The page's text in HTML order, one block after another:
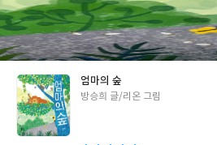
와 동물 친구들이 모여 새로운 숲을 만
는 곳을 연결하는 숲을 만들기 위해 친
마침내 엄마의 숲에 다다를 수 있게 되고 인사
심이 숲을 만들고 지키는 오랑우탄을 밀
동물들의 이야기들을 보고 그림책으로나
은 그림책이었다. 3-4살 아이들에게는 조금 어려울 수 있으나, 그림
도 글도 너무 감성적이고 표현이 아름다
엄마의 숲
글
방승희 글/리온 그림